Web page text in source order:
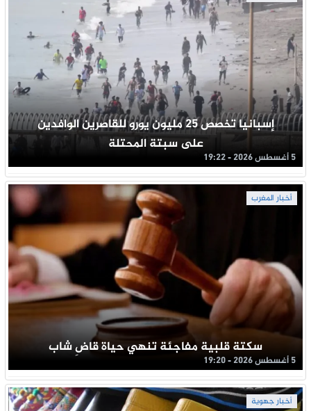
إسبانيا تخصص 25 مليون يورو للقاصرين الوافدين
على سبتة المحتلة
5 أغسطس 2026 - 19:22
أخبار المغرب
سكتة قلبية مفاجئة تنهي حياة قاضِ شاب
5 أغسطس 2026 - 19:20
أخبار جهوية